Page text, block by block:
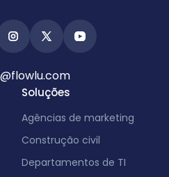
Soluções
Agências de marketing
Construção civil
Departamentos de TI